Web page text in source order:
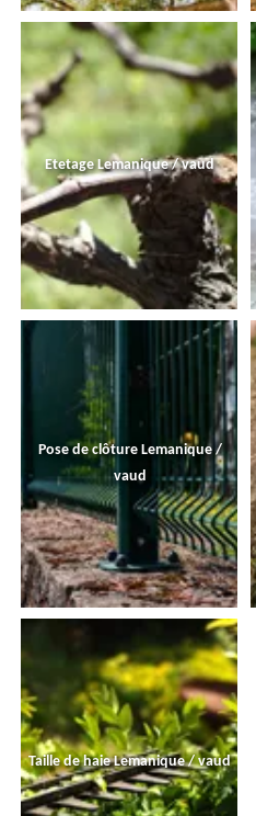
Etetage Lemanique / vaud
Pose de clôture Lemanique /
vaud
Taille de haie Lemanique / vaud